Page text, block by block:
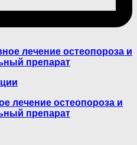
лечение остеопороза и
препарат